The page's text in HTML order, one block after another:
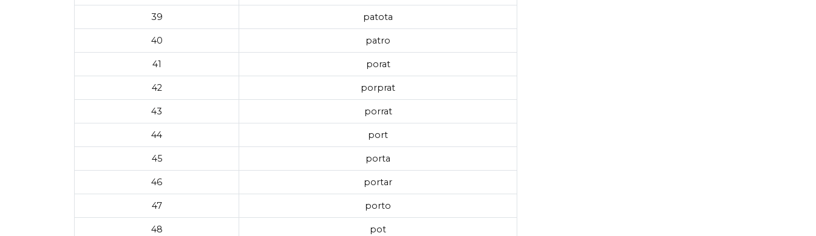
39 patota
40 patro
41 porat
42 porprat
43 porrat
44 port
45 porta
46 portar
47 porto
48 pot